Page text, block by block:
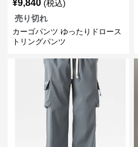
¥9,840 (税込)
売り切れ
カーゴパンツ ゆったりドロース
トリングパンツ